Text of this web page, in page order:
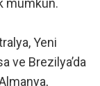
mümkün.
Yeni
ve Brezilya’da